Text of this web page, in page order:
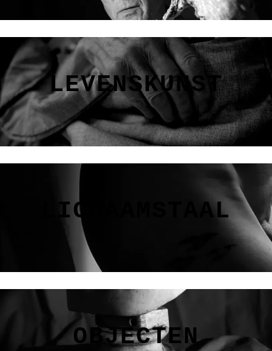
LEVENSKUNST
LICHAAMSTAAL
OBJECTEN